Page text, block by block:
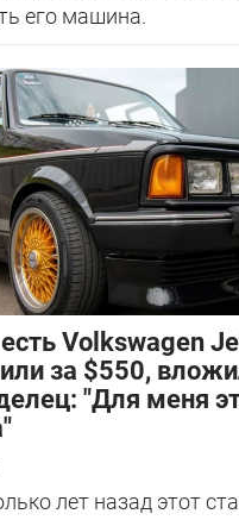
его машина.
Volkswagen
за $550,
"Для меня
лет назад этот